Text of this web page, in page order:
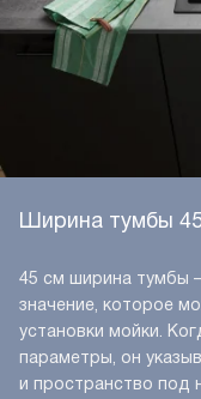
Ширина тумбы
45 см ширина тумбы
значение, которое
установки мойки.
параметры, он
и пространство под